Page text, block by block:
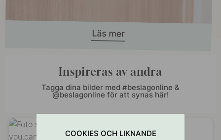
Inspireras av andra
Tagga dina bilder med #beslagonline &
@beslagonline för att synas här!
COOKIES OCH LIKNANDE